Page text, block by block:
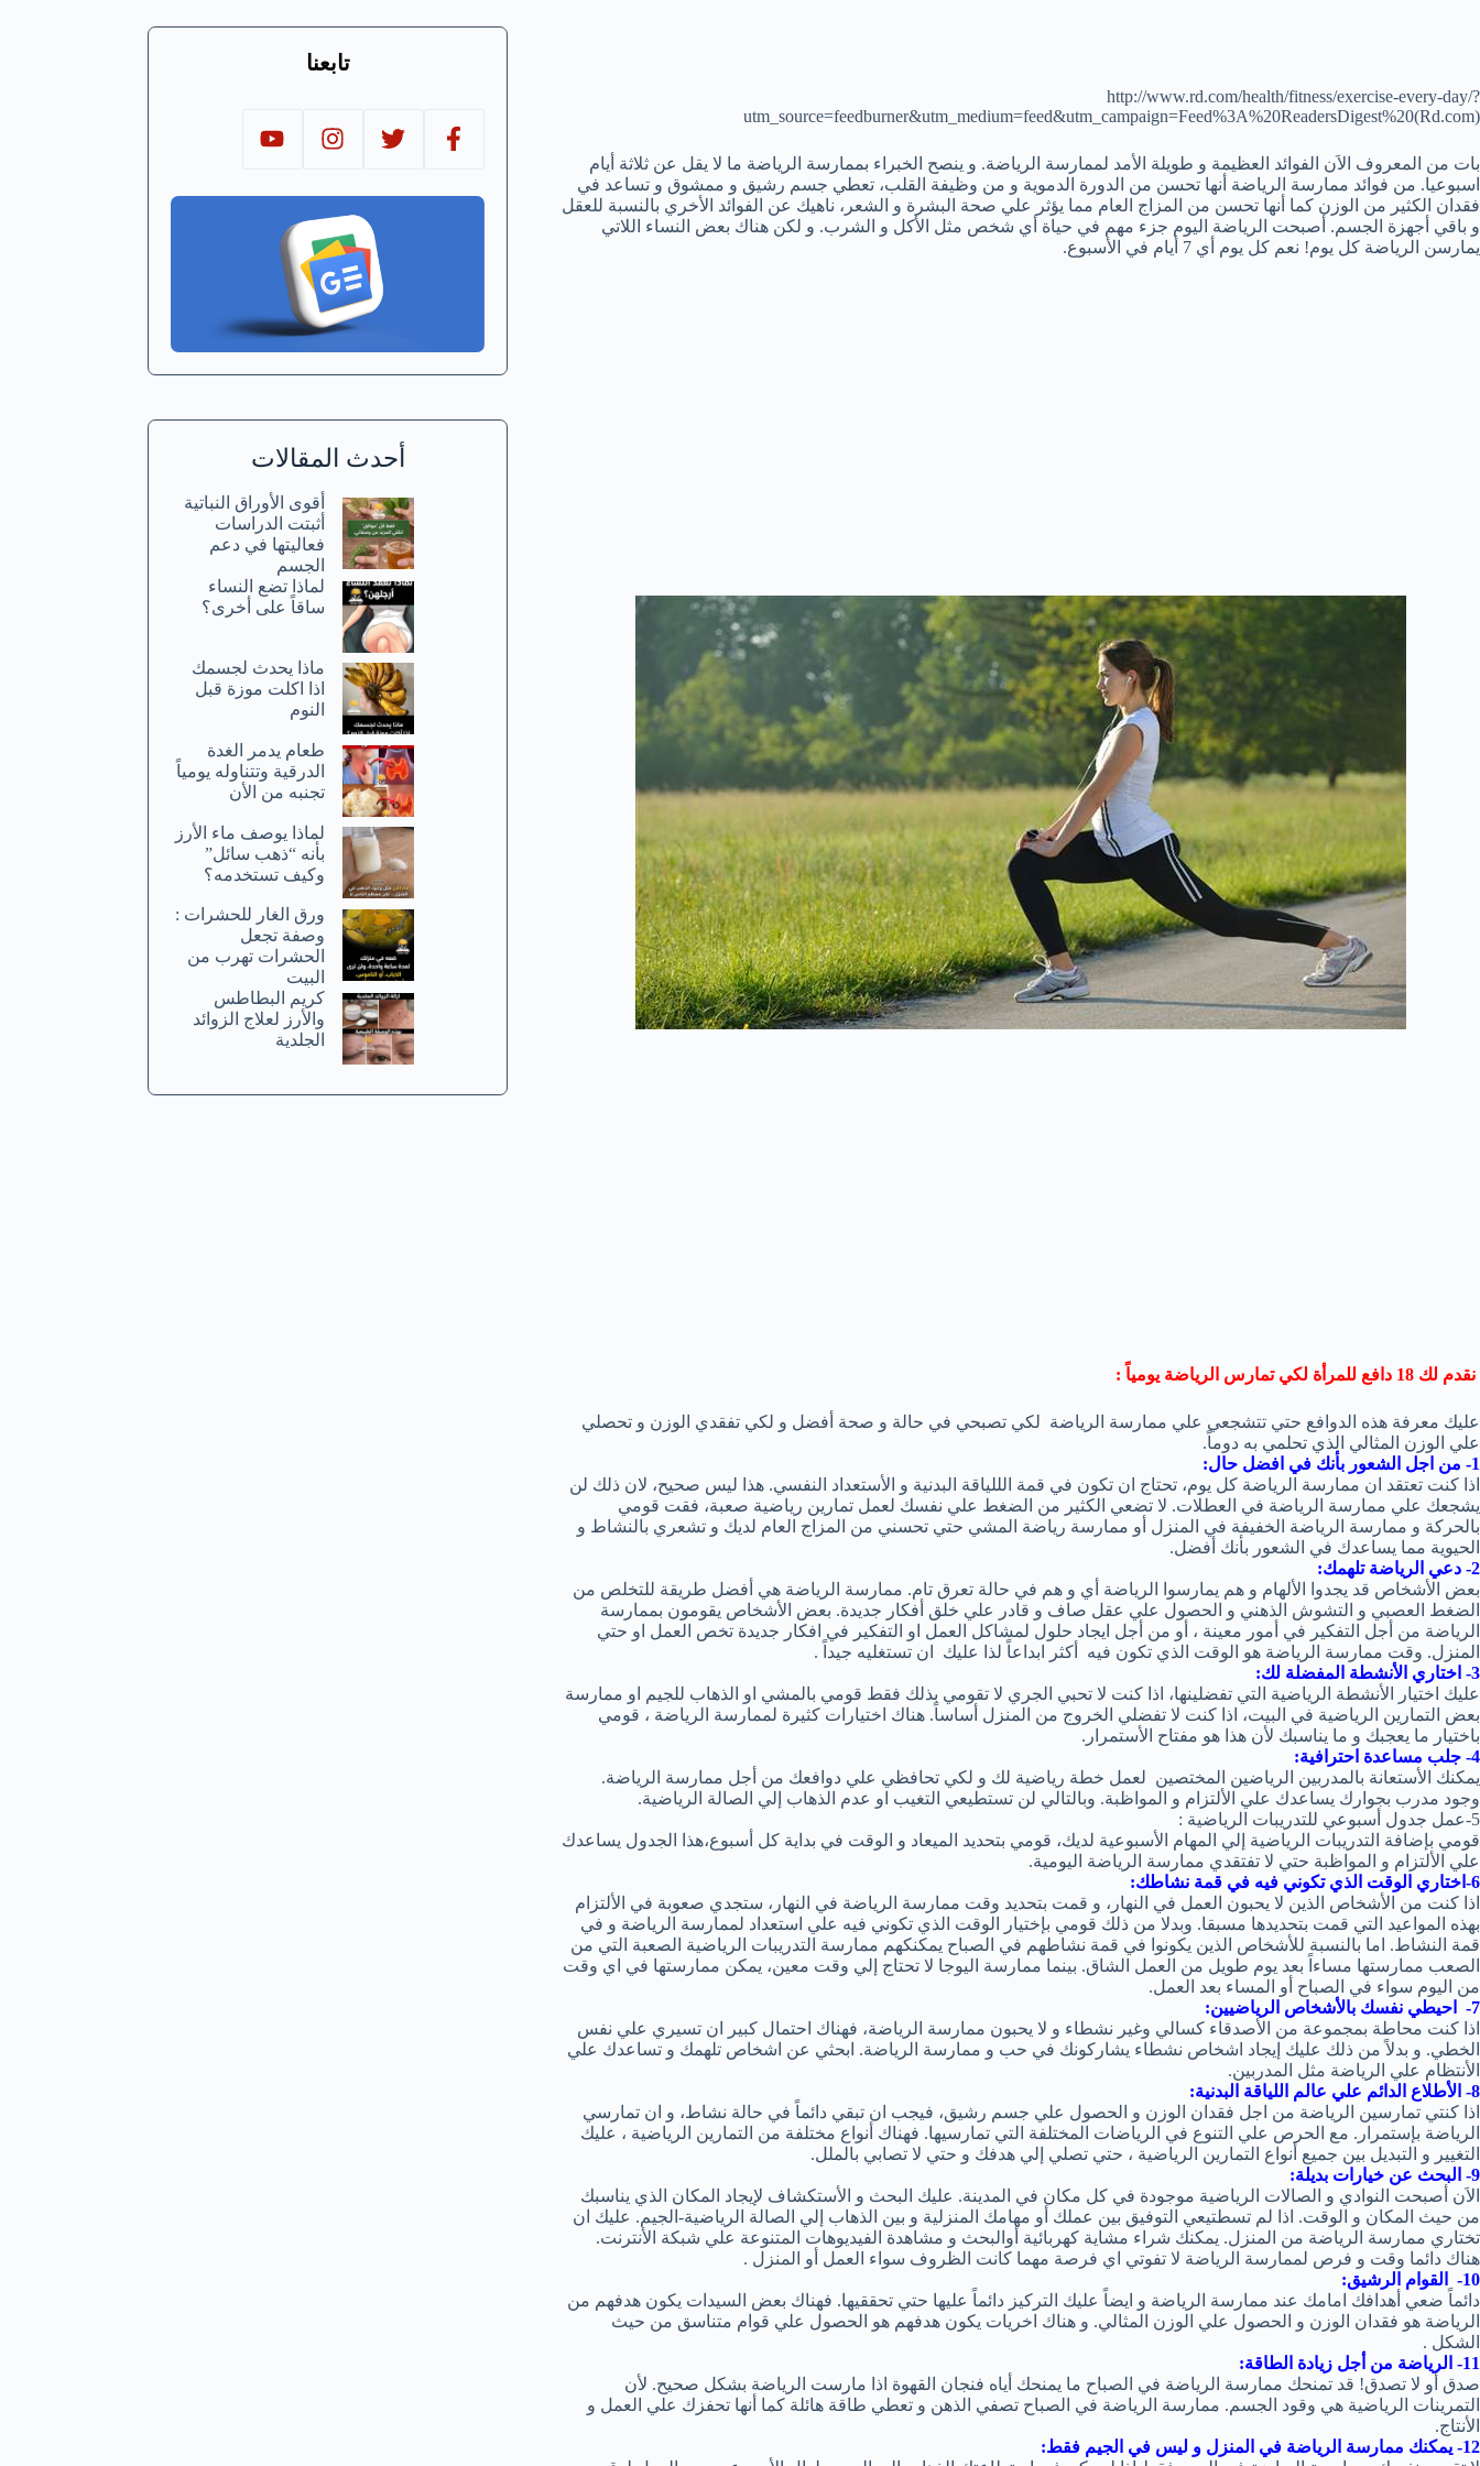
http://www.rd.com/health/fitness/exercise-every-day/?
utm_source=feedburner&utm_medium=feed&utm_campaign=Feed%3A%20ReadersDigest%20(Rd.com)
بات من المعروف الاَن الفوائد العظيمة و طويلة الأمد لممارسة الرياضة. و ينصح الخبراء بممارسة الرياضة ما لا يقل عن ثلاثة أيام
اسبوعيا. من فوائد ممارسة الرياضة أنها تحسن من الدورة الدموية و من وظيفة القلب، تعطي جسم رشيق و ممشوق و تساعد في
فقدان الكثير من الوزن كما أنها تحسن من المزاج العام مما يؤثر علي صحة البشرة و الشعر، ناهيك عن الفوائد الأخري بالنسبة للعقل
و باقي أجهزة الجسم. أصبحت الرياضة اليوم جزء مهم في حياة أي شخص مثل الأكل و الشرب. و لكن هناك بعض النساء اللاتي
يمارسن الرياضة كل يوم! نعم كل يوم أي 7 أيام في الأسبوع.
نقدم لك 18 دافع للمرأة لكي تمارس الرياضة يومياً :
عليك معرفة هذه الدوافع حتي تتشجعي علي ممارسة الرياضة لكي تصبحي في حالة و صحة أفضل و لكي تفقدي الوزن و تحصلي
علي الوزن المثالي الذي تحلمي به دوماً.
1- من اجل الشعور بأنك في افضل حال:
اذا كنت تعتقد ان ممارسة الرياضة كل يوم، تحتاج ان تكون في قمة الللياقة البدنية و الأستعداد النفسي. هذا ليس صحيح، لان ذلك لن
يشجعك علي ممارسة الرياضة في العطلات. لا تضعي الكثير من الضغط علي نفسك لعمل تمارين رياضية صعبة، فقت قومي
بالحركة و ممارسة الرياضة الخفيفة في المنزل أو ممارسة رياضة المشي حتي تحسني من المزاج العام لديك و تشعري بالنشاط و
الحيوية مما يساعدك في الشعور بأنك أفضل.
2- دعي الرياضة تلهمك:
بعض الأشخاص قد يجدوا الألهام و هم يمارسوا الرياضة أي و هم في حالة تعرق تام. ممارسة الرياضة هي أفضل طريقة للتخلص من
الضغط العصبي و التشوش الذهني و الحصول علي عقل صاف و قادر علي خلق أفكار جديدة. بعض الأشخاص يقومون بممارسة
الرياضة من أجل التفكير في أمور معينة ، أو من أجل ايجاد حلول لمشاكل العمل او التفكير في افكار جديدة تخص العمل او حتي
المنزل. وقت ممارسة الرياضة هو الوقت الذي تكون فيه أكثر ابداعاً لذا عليك ان تستغليه جيداً .
3- اختاري الأنشطة المفضلة لك:
عليك اختيار الأنشطة الرياضية التي تفضلينها، اذا كنت لا تحبي الجري لا تقومي بذلك فقط قومي بالمشي او الذهاب للجيم او ممارسة
بعض التمارين الرياضية في البيت، اذا كنت لا تفضلي الخروج من المنزل أساساً. هناك اختيارات كثيرة لممارسة الرياضة ، قومي
باختيار ما يعجبك و ما يناسبك لأن هذا هو مفتاح الأستمرار.
4- جلب مساعدة احترافية:
يمكنك الأستعانة بالمدربين الرياضين المختصين لعمل خطة رياضية لك و لكي تحافظي علي دوافعك من أجل ممارسة الرياضة.
وجود مدرب بجوارك يساعدك علي الألتزام و المواظبة. وبالتالي لن تستطيعي التغيب او عدم الذهاب إلي الصالة الرياضية.
5-عمل جدول أسبوعي للتدريبات الرياضية :
قومي بإضافة التدريبات الرياضية إلي المهام الأسبوعية لديك، قومي بتحديد الميعاد و الوقت في بداية كل أسبوع،هذا الجدول يساعدك
علي الألتزام و المواظبة حتي لا تفتقدي ممارسة الرياضة اليومية.
6-اختاري الوقت الذي تكوني فيه في قمة نشاطك:
اذا كنت من الأشخاص الذين لا يحبون العمل في النهار، و قمت بتحديد وقت ممارسة الرياضة في النهار، ستجدي صعوبة في الألتزام
بهذه المواعيد التي قمت بتحديدها مسبقا. وبدلا من ذلك قومي بإختيار الوقت الذي تكوني فيه علي استعداد لممارسة الرياضة و في
قمة النشاط. اما بالنسبة للأشخاص الذين يكونوا في قمة نشاطهم في الصباح يمكنكهم ممارسة التدريبات الرياضية الصعبة التي من
الصعب ممارستها مساءاً بعد يوم طويل من العمل الشاق. بينما ممارسة اليوجا لا تحتاج إلي وقت معين، يمكن ممارستها في اي وقت
من اليوم سواء في الصباح أو المساء بعد العمل.
7- احيطي نفسك بالأشخاص الرياضيين:
اذا كنت محاطة بمجموعة من الأصدقاء كسالي وغير نشطاء و لا يحبون ممارسة الرياضة، فهناك احتمال كبير ان تسيري علي نفس
الخطي. و بدلاً من ذلك عليك إيجاد اشخاص نشطاء يشاركونك في حب و ممارسة الرياضة. ابحثي عن اشخاص تلهمك و تساعدك علي
الأنتظام علي الرياضة مثل المدربين.
8- الأطلاع الدائم علي عالم اللياقة البدنية:
اذا كنتي تمارسين الرياضة من اجل فقدان الوزن و الحصول علي جسم رشيق، فيجب ان تبقي دائماً في حالة نشاط، و ان تمارسي
الرياضة بإستمرار. مع الحرص علي التنوع في الرياضات المختلفة التي تمارسيها. فهناك أنواع مختلفة من التمارين الرياضية ، عليك
التغيير و التبديل بين جميع أنواع التمارين الرياضية ، حتي تصلي إلي هدفك و حتي لا تصابي بالملل.
9- البحث عن خيارات بديلة:
الاَن أصبحت النوادي و الصالات الرياضية موجودة في كل مكان في المدينة. عليك البحث و الأستكشاف لإيجاد المكان الذي يناسبك
من حيث المكان و الوقت. اذا لم تسطتيعي التوفيق بين عملك أو مهامك المنزلية و بين الذهاب إلي الصالة الرياضية-الجيم. عليك ان
تختاري ممارسة الرياضة من المنزل. يمكنك شراء مشاية كهربائية أوالبحث و مشاهدة الفيديوهات المتنوعة علي شبكة الأنترنت.
هناك دائما وقت و فرص لممارسة الرياضة لا تفوتي اي فرصة مهما كانت الظروف سواء العمل أو المنزل .
10- القوام الرشيق:
دائماً ضعي أهدافك امامك عند ممارسة الرياضة و ايضاً عليك التركيز دائماً عليها حتي تحققيها. فهناك بعض السيدات يكون هدفهم من
الرياضة هو فقدان الوزن و الحصول علي الوزن المثالي. و هناك اخريات يكون هدفهم هو الحصول علي قوام متناسق من حيث
الشكل .
11- الرياضة من أجل زيادة الطاقة:
صدق أو لا تصدق! قد تمنحك ممارسة الرياضة في الصباح ما يمنحك أياه فنجان القهوة اذا مارست الرياضة بشكل صحيح. لأن
التمرينات الرياضية هي وقود الجسم. ممارسة الرياضة في الصباح تصفي الذهن و تعطي طاقة هائلة كما أنها تحفزك علي العمل و
الأنتاج.
12- يمكنك ممارسة الرياضة في المنزل و ليس في الجيم فقط:
تابعنا
أحدث المقالات
أقوى الأوراق النباتية
أثبتت الدراسات
فعاليتها في دعم
الجسم
لماذا تضع النساء
ساقاً على أخرى؟
ماذا يحدث لجسمك
اذا اكلت موزة قبل
النوم
طعام يدمر الغدة
الدرقية وتتناوله يومياً
تجنبه من الأن
لماذا يوصف ماء الأرز
بأنه “ذهب سائل”
وكيف تستخدمه؟
ورق الغار للحشرات :
وصفة تجعل
الحشرات تهرب من
البيت
كريم البطاطس
والأرز لعلاج الزوائد
الجلدية